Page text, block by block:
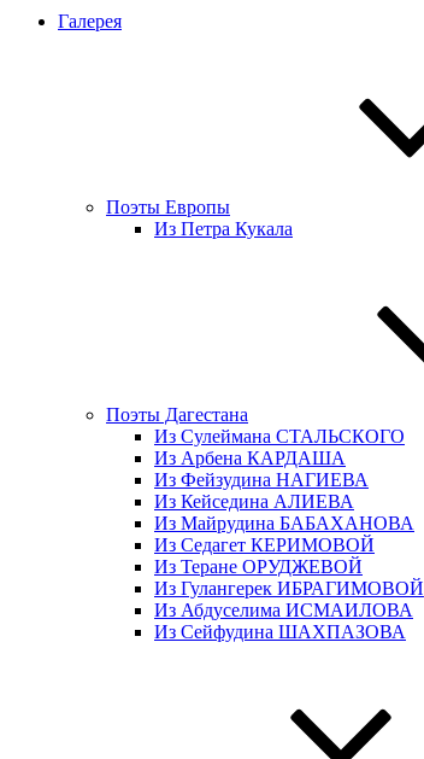
Галерея
Поэты Европы
Из Петра Кукала
Поэты Дагестана
Из Сулеймана СТАЛЬСКОГО
Из Арбена КАРДАША
Из Фейзудина НАГИЕВА
Из Кейседина АЛИЕВА
Из Майрудина БАБАХАНОВА
Из Седагет КЕРИМОВОЙ
Из Теране ОРУДЖЕВОЙ
Из Гулангерек ИБРАГИМОВОЙ
Из Абдуселима ИСМАИЛОВА
Из Сейфудина ШАХПАЗОВА